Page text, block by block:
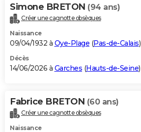
Simone BRETON (94 ans)
Créer une cagnotte obsèques
Naissance
09/04/1932 à Oye-Plage (Pas-de-Calais)
Décès
14/06/2026 à Garches (Hauts-de-Seine)
Fabrice BRETON (60 ans)
Créer une cagnotte obsèques
Naissance